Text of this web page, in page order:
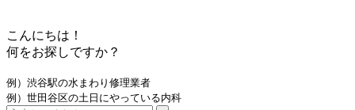
こんにちは！
何をお探しですか？
例）渋谷駅の水まわり修理業者
例）世田谷区の土日にやっている内科